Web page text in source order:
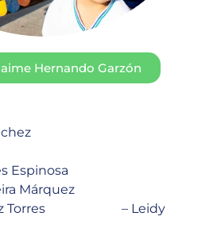
Hernando Garzón
Espinosa
Márquez
Torres – Leidy